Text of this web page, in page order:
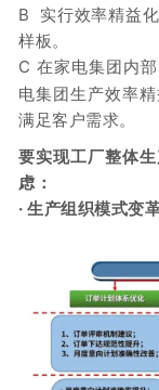
B 实行效率精益
样板。
C 在家电集团内
电集团生产效率
满足客户需求。
要实现工厂整体
虑：
· 生产组织模式变